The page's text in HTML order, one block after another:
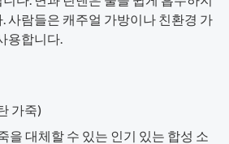
사람들은 캐주얼 가방이나 친환경 가
용합니다.
가죽)
을 대체할 수 있는 인기 있는 합성 소